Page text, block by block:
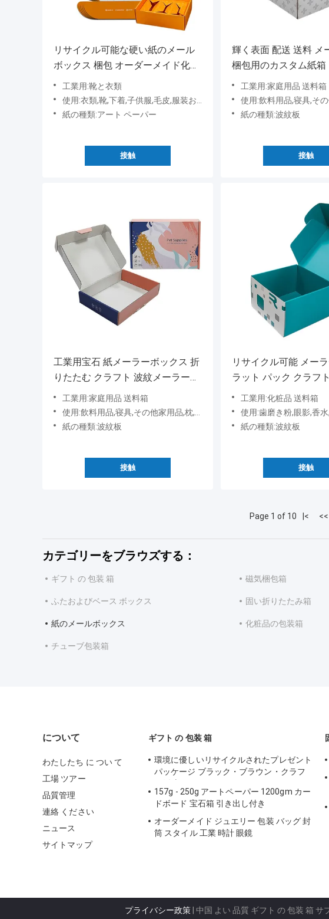
リサイクル可能な硬い紙のメール
ボックス 梱包 オーダーメイド化粧
品 送料箱
工業用:靴と衣類
使用:衣類,靴,下着,子供服,毛皮,服装および加工用アクセサリー,靴下,その他の靴と服装
紙の種類:アート ペーパー
接触
輝く表面 配送 送料 メ
梱包用のカスタム紙箱
工業用:家庭用品 送料箱
使用:飲料用品,寝具,その他家用品,
紙の種類:波紋板
接触
工業用宝石 紙メーラーボックス 折
りたたむ クラフト 波紋メーラーボ
ックス
工業用:家庭用品 送料箱
使用:飲料用品,寝具,その他家用品,枕,傘,食器,料理用品
紙の種類:波紋板
接触
リサイクル可能 メー
ラット パック クラフ
ラー 箱
工業用:化粧品 送料箱
使用:歯磨き粉,眼影,香水,エッセンシャルオイル,シャンプー,マスカラ,スロープ粉,ネイルポーチオイル,ブラッシュ,アイクリーム,
紙の種類:波紋板
接触
Page 1 of 10 |< <<
カテゴリーをブラウズする：
ギフト の 包装 箱 磁気梱包箱
ふたおよびベース ボックス 固い折りたたみ箱
紙のメールボックス 化粧品の包装箱
チューブ包装箱
について
わたしたち に つい て
工場 ツアー
品質管理
連絡 ください
ニュース
サイトマップ
ギフト の 包装 箱
環境に優しいリサイクルされたプレゼント
パッケージ ブラック・ブラウン・クラフ
157g - 250g アートペーパー 1200gm カー
ドボード 宝石箱 引き出し付き
オーダーメイド ジュエリー 包装 バッグ 封
筒 スタイル 工業 時計 眼鏡
プライバシー政策| 中国 よい 品質 ギフト の 包装 箱 サ